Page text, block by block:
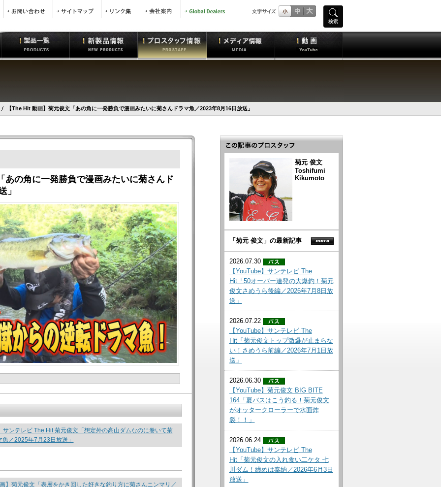
検索
【The Hit 動画】菊元俊文「あの角に一発勝負で漫画みたいに菊さんドラマ魚／2023年8月16日放送」
の角に一発勝負で漫画みたいに菊さんド
」
サンテレビ The Hit 菊元俊文「想定外の高山ダムなのに巻いて菊
／2025年7月23日放送」
】菊元俊文「表層をかき回した好きな釣り方に菊さんニンマリ／
菊元 俊文
Toshifumi
Kikumoto
「菊元 俊文」の最新記事
2026.07.30
【YouTube】サンテレビ The
Hit「50オーバー連発の大爆釣！菊元
俊文さめうら後編／2026年7月8日放
送」
2026.07.22
【YouTube】サンテレビ The
Hit「菊元俊文トップ激爆が止まらな
い！さめうら前編／2026年7月1日放
送」
2026.06.30
【YouTube】菊元俊文 BIG BITE
164「夏バスはこう釣る！菊元俊文
がオッタークローラーで水面炸
裂！！」
2026.06.24
【YouTube】サンテレビ The
Hit「菊元俊文の入れ食い二ケタ 七
川ダム！締めは奉納／2026年6月3日
放送」